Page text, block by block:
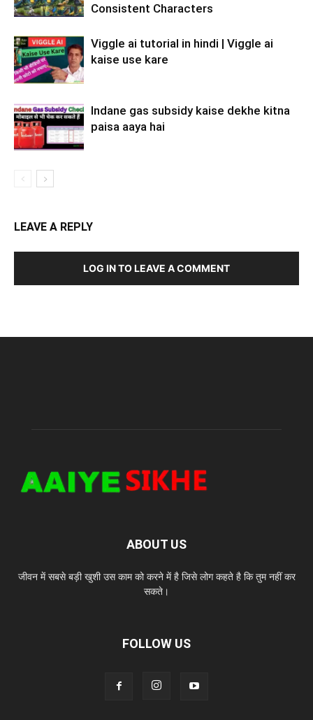
Consistent Characters
Viggle ai tutorial in hindi | Viggle ai
kaise use kare
Indane gas subsidy kaise dekhe kitna
paisa aaya hai
LEAVE A REPLY
LOG IN TO LEAVE A COMMENT
ABOUT US
जीवन में सबसे बड़ी खुशी उस काम को करने में है जिसे लोग कहते है कि तुम नहीं कर
सकते।
FOLLOW US